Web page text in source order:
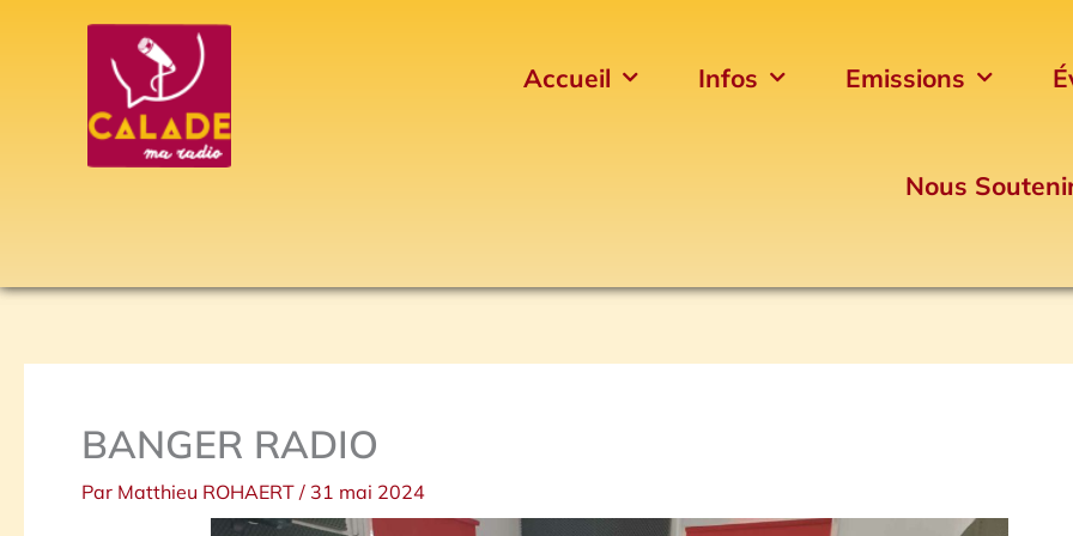
Accueil Infos Emissions
Nous
BANGER RADIO
Par Matthieu ROHAERT / 31 mai 2024